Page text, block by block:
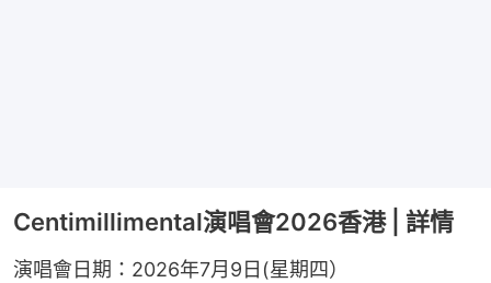
Centimillimental演唱會2026香港 | 詳情
演唱會日期：2026年7月9日(星期四）